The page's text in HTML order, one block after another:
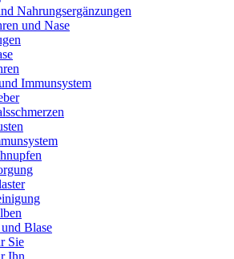
Nahrungsergänzungen
und Nase
Immunsystem
Blase
Sie
Ihn